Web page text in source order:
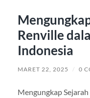
Renville
Indonesia
MARET 22, 2025 / 0
Mengungkap